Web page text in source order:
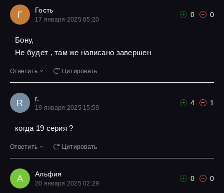
Г Гость
17 января 2025 05:20
0 0
Бону,
Не будет , там же написано завершен
Ответить Цитировать
R r.
19 января 2025 15:59
4 1
когда 19 серия ?
Ответить Цитировать
А Альфия
20 января 2025 02:29
0 0